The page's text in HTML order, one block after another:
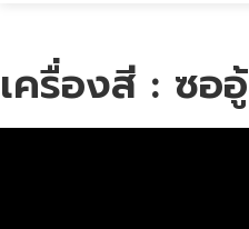
เครื่องสี : ซออู้